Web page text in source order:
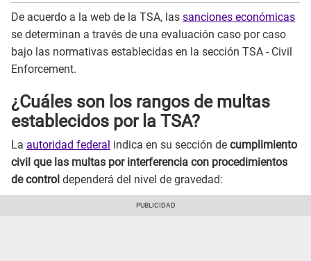
De acuerdo a la web de la TSA, las sanciones económicas
se determinan a través de una evaluación caso por caso
bajo las normativas establecidas en la sección TSA - Civil
Enforcement.
¿Cuáles son los rangos de multas
establecidos por la TSA?
La autoridad federal indica en su sección de cumplimiento
civil que las multas por interferencia con procedimientos
de control dependerá del nivel de gravedad: